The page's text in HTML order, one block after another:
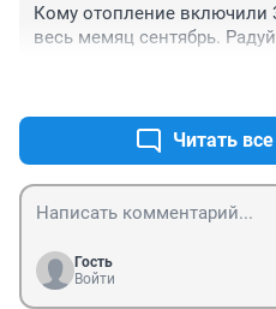
Кому отопление включили
весь мемяц сентябрь.
Читать
Гость
Войти